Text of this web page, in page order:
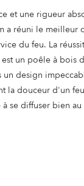
et une rigueur
a réuni le meilleur
du feu. La
un poêle à bois
design
la douceur d'un
se diffuser bien